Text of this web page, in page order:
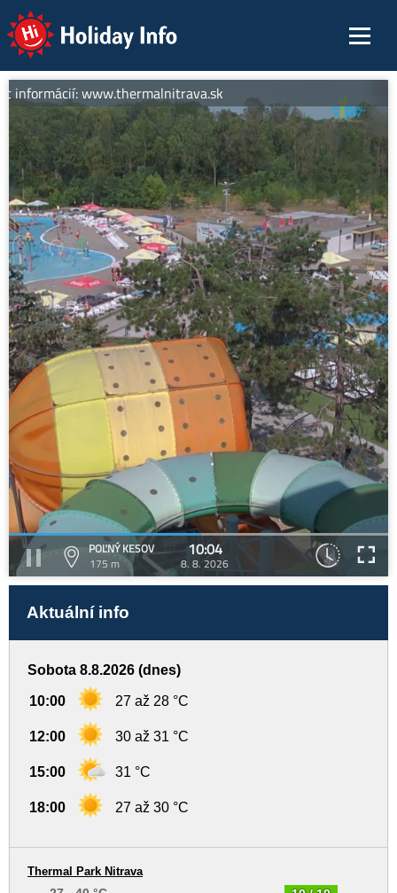
Holiday Info
www.thermalnitrava.sk
POĽNÝ KESOV
175 m
10:04
8. 8. 2026
Aktuální info
Sobota 8.8.2026 (dnes)
10:00 27 až 28 °C
12:00 30 až 31 °C
15:00 31 °C
18:00 27 až 30 °C
Thermal Park Nitrava